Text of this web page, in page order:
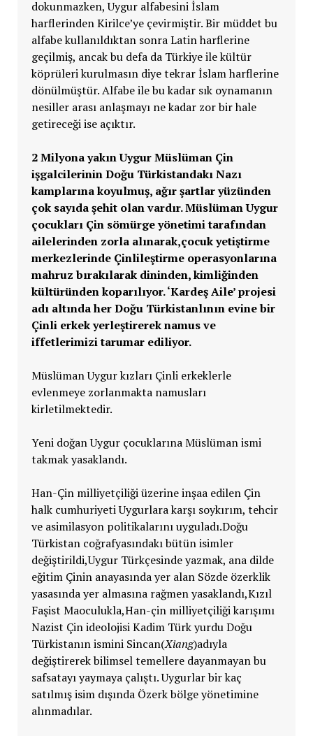
dokunmazken, Uygur alfabesini İslam
harflerinden Kirilce’ye çevirmiştir. Bir müddet bu
alfabe kullanıldıktan sonra Latin harflerine
geçilmiş, ancak bu defa da Türkiye ile kültür
köprüleri kurulmasın diye tekrar İslam harflerine
dönülmüştür. Alfabe ile bu kadar sık oynamanın
nesiller arası anlaşmayı ne kadar zor bir hale
getireceği ise açıktır.
2 Milyona yakın Uygur Müslüman Çin
işgalcilerinin Doğu Türkistandakı Nazı
kamplarına koyulmuş, ağır şartlar yüzünden
çok sayıda şehit olan vardır. Müslüman Uygur
çocukları Çin sömürge yönetimi tarafından
ailelerinden zorla alınarak,çocuk yetiştirme
merkezlerinde Çinlileştirme operasyonlarına
mahruz bırakılarak dininden, kimliğinden
kültüründen koparılıyor. ‘Kardeş Aile’ projesi
adı altında her Doğu Türkistanlının evine bir
Çinli erkek yerleştirerek namus ve
iffetlerimizi tarumar ediliyor.
Müslüman Uygur kızları Çinli erkeklerle
evlenmeye zorlanmakta namusları
kirletilmektedir.
Yeni doğan Uygur çocuklarına Müslüman ismi
takmak yasaklandı.
Han-Çin milliyetçiliği üzerine inşaa edilen Çin
halk cumhuriyeti Uygurlara karşı soykırım, tehcir
ve asimilasyon politikalarını uyguladı.Doğu
Türkistan coğrafyasındakı bütün isimler
değiştirildi,Uygur Türkçesinde yazmak, ana dilde
eğitim Çinin anayasında yer alan Sözde özerklik
yasasında yer almasına rağmen yasaklandı,Kızıl
Faşist Maoculukla,Han-çin milliyetçiliği karışımı
Nazist Çin ideolojisi Kadim Türk yurdu Doğu
Türkistanın ismini Sincan(Xiang)adıyla
değiştirerek bilimsel temellere dayanmayan bu
safsatayı yaymaya çalıştı. Uygurlar bir kaç
satılmış isim dışında Özerk bölge yönetimine
alınmadılar.